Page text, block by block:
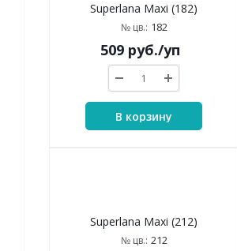
Superlana Maxi (182)
№ цв.: 182
509руб./уп
В корзину